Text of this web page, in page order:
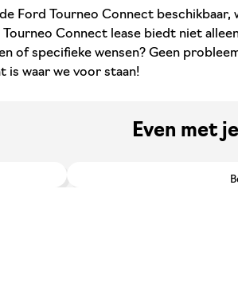
Ford Tourneo Connect
Connect lease biedt niet
of specifieke wensen? Geen
is waar we voor staan!
Even met